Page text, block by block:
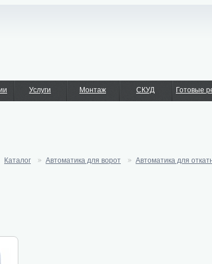
Услуги Монтаж СКУД Готовые
Каталог Автоматика для ворот Автоматика для